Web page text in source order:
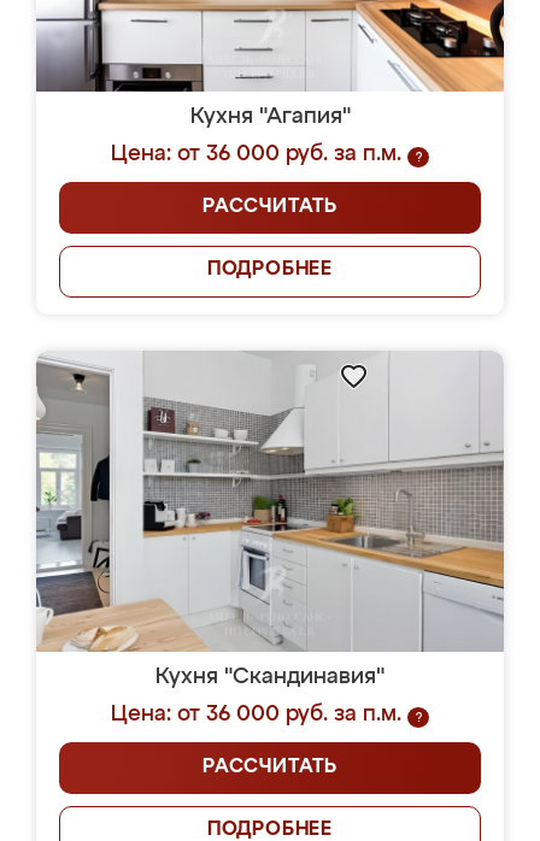
Кухня "Агапия"
Цена: от 36 000 руб. за п.м.
?
РАССЧИТАТЬ
ПОДРОБНЕЕ
Кухня "Скандинавия"
Цена: от 36 000 руб. за п.м.
?
РАССЧИТАТЬ
ПОДРОБНЕЕ